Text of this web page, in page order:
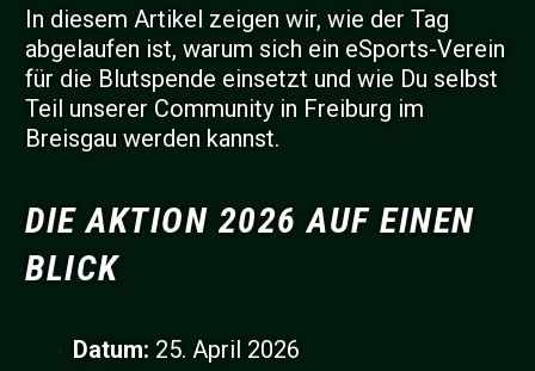
In diesem Artikel zeigen wir, wie der Tag
abgelaufen ist, warum sich ein eSports-Verein
für die Blutspende einsetzt und wie Du selbst
Teil unserer Community in Freiburg im
Breisgau werden kannst.
DIE AKTION 2026 AUF EINEN
BLICK
Datum: 25. April 2026